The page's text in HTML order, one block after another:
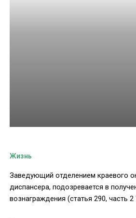
Жизнь
Заведующий отделением краевого
диспансера, подозревается в
вознаграждения (статья 290, часть